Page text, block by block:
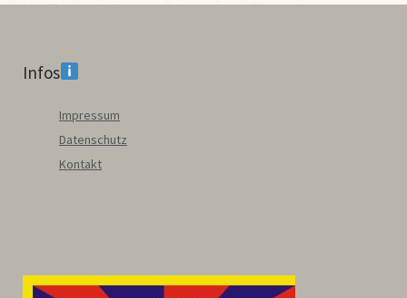
Infos
Impressum
Datenschutz
Kontakt